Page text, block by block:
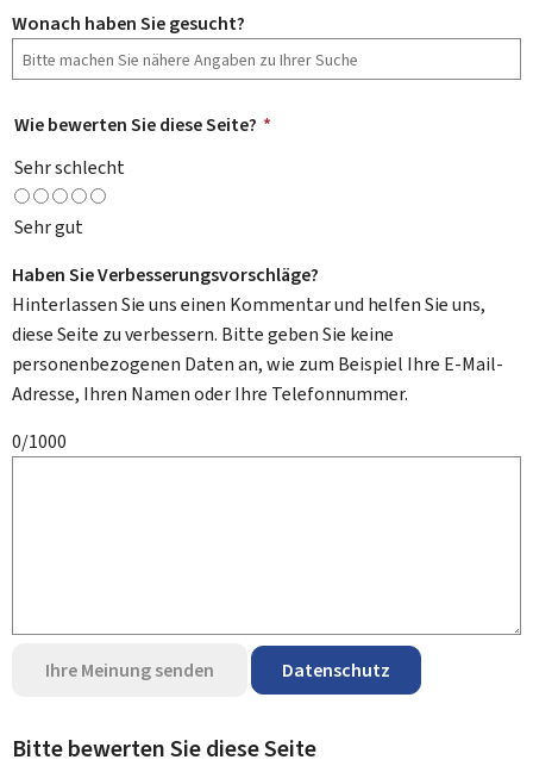
Wonach haben Sie gesucht?
Wie bewerten Sie diese Seite? *
Sehr schlecht
Sehr gut
Haben Sie Verbesserungsvorschläge?
Hinterlassen Sie uns einen Kommentar und helfen Sie uns,
diese Seite zu verbessern. Bitte geben Sie keine
personenbezogenen Daten an, wie zum Beispiel Ihre E-Mail-
Adresse, Ihren Namen oder Ihre Telefonnummer.
0/1000
Ihre Meinung senden Datenschutz
Bitte bewerten Sie diese Seite